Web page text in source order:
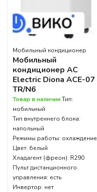
Мобильный кондиционер
Мобильный
кондиционер AC
Electric Diona ACE-07
TR/N6
Товар в наличииТип:
мобильный
Тип внутреннего блока:
напольный
Режимы работы: охлаждение
Цвет: белый
Хладагент (фреон): R290
Пульт дистанционного
управления: есть
Инвертор: нет